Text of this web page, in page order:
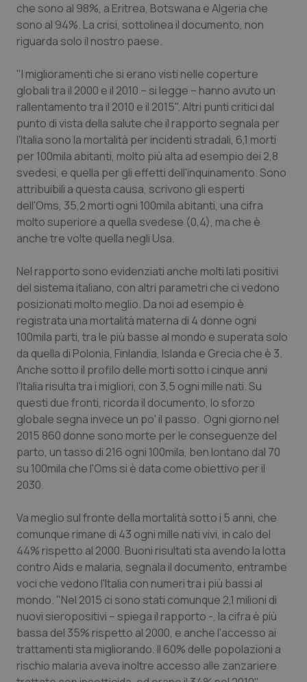
Marche
Piemonte
Provincia Autonoma di Bolzano
Provincia Autonoma di Trento
Puglia
Sardegna
Sicilia
Toscana
Umbria
Valle D’Aosta
Veneto
Donna & Salute
HIV
Infezioni & Febbre
Ipertensione & Scompenso
Malattie rare
Malattia di Crohn & Rettocolite Ulcerosa
Neuroscienze & patologie neurodegenerative
Obesità
Oftalmologia
Oncodermatologia
Oncoematologia
Oncologia & Nutrizione
Psoriasi & pelle
Quotidiano Cardiologia
Quotidiano Chirurgia
Quotidiano Oncologia
Quotidiano Pediatria
Rene & patologie urogenitali
che sono al 98%, a Eritrea, Botswana e Algeria che
sono al 94%. La crisi, sottolinea il documento, non
riguarda solo il nostro paese.
"I miglioramenti che si erano visti nelle coperture
globali tra il 2000 e il 2010 – si legge – hanno avuto un
rallentamento tra il 2010 e il 2015". Altri punti critici dal
punto di vista della salute che il rapporto segnala per
l'Italia sono la mortalità per incidenti stradali, 6,1 morti
per 100mila abitanti, molto più alta ad esempio dei 2,8
svedesi, e quella per gli effetti dell'inquinamento. Sono
attribuibili a questa causa, scrivono gli esperti
dell'Oms, 35,2 morti ogni 100mila abitanti, una cifra
molto superiore a quella svedese (0,4), ma che è
anche tre volte quella negli Usa.
Nel rapporto sono evidenziati anche molti lati positivi
del sistema italiano, con altri parametri che ci vedono
posizionati molto meglio. Da noi ad esempio è
registrata una mortalità materna di 4 donne ogni
100mila parti, tra le più basse al mondo e superata solo
da quella di Polonia, Finlandia, Islanda e Grecia che è 3.
Anche sotto il profilo delle morti sotto i cinque anni
l'Italia risulta tra i migliori, con 3,5 ogni mille nati. Su
questi due fronti, ricorda il documento, lo sforzo
globale segna invece un po' il passo. Ogni giorno nel
2015 860 donne sono morte per le conseguenze del
parto, un tasso di 216 ogni 100mila, ben lontano dal 70
su 100mila che l'Oms si è data come obiettivo per il
2030.
Va meglio sul fronte della mortalità sotto i 5 anni, che
comunque rimane di 43 ogni mille nati vivi, in calo del
44% rispetto al 2000. Buoni risultati sta avendo la lotta
contro Aids e malaria, segnala il documento, entrambe
voci che vedono l'Italia con numeri tra i più bassi al
mondo. "Nel 2015 ci sono stati comunque 2,1 milioni di
nuovi sieropositivi – spiega il rapporto -, la cifra è più
bassa del 35% rispetto al 2000, e anche l'accesso ai
trattamenti sta migliorando. Il 60% delle popolazioni a
rischio malaria aveva inoltre accesso alle zanzariere